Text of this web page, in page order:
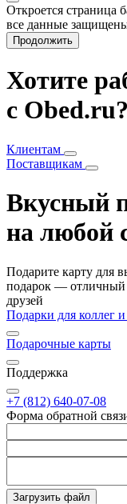
Откроется страница
все данные
Продолжить
Хотите
с Obed.ru?
Клиентам
Поставщикам
Вкусный
на любой
Подарите карту для
подарок — отличный
друзей
Подарки для коллег
Подарочные карты
Поддержка
+7 (812) 640-07-08
Форма обратной
Загрузить файл